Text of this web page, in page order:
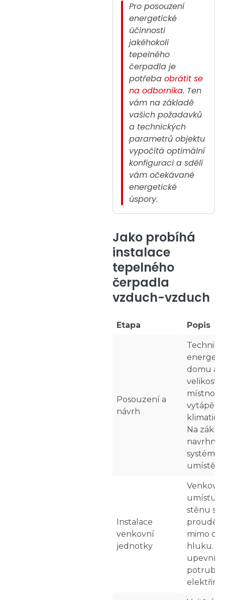
Pro posouzení
energetické
účinnosti
jakéhokoli
tepelného
čerpadla je
potřeba obrátit se
na odborníka. Ten
vám na základě
vašich požadavků
a technických
parametrů objektu
vypočítá optimální
konfiguraci a sdělí
vám očekávané
energetické
úspory.
Jako probíhá
instalace
tepelného
čerpadla
vzduch-vzduch
Etapa Popis
Posouzení a
návrh
Technik
domu a
velikost,
vytápění
Na
navrhne
systém,
umístění
Instalace
venkovní
jednotky
umísťuje
stěnu s
mimo
hluku.
upevní a
potrubí
elektřině.